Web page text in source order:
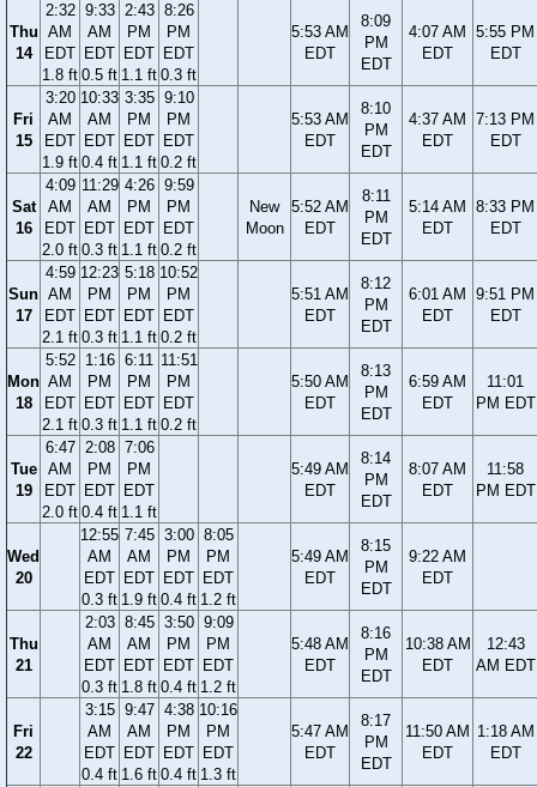
Thu
14
2:32
AM
EDT
1.8 ft
9:33
AM
EDT
0.5 ft
2:43
PM
EDT
1.1 ft
8:26
PM
EDT
0.3 ft
5:53 AM
EDT
8:09
PM
EDT
4:07 AM
EDT
5:55 PM
EDT
Fri
15
3:20
AM
EDT
1.9 ft
10:33
AM
EDT
0.4 ft
3:35
PM
EDT
1.1 ft
9:10
PM
EDT
0.2 ft
5:53 AM
EDT
8:10
PM
EDT
4:37 AM
EDT
7:13 PM
EDT
Sat
16
4:09
AM
EDT
2.0 ft
11:29
AM
EDT
0.3 ft
4:26
PM
EDT
1.1 ft
9:59
PM
EDT
0.2 ft
New
Moon
5:52 AM
EDT
8:11
PM
EDT
5:14 AM
EDT
8:33 PM
EDT
Sun
17
4:59
AM
EDT
2.1 ft
12:23
PM
EDT
0.3 ft
5:18
PM
EDT
1.1 ft
10:52
PM
EDT
0.2 ft
5:51 AM
EDT
8:12
PM
EDT
6:01 AM
EDT
9:51 PM
EDT
Mon
18
5:52
AM
EDT
2.1 ft
1:16
PM
EDT
0.3 ft
6:11
PM
EDT
1.1 ft
11:51
PM
EDT
0.2 ft
5:50 AM
EDT
8:13
PM
EDT
6:59 AM
EDT
11:01
PM EDT
Tue
19
6:47
AM
EDT
2.0 ft
2:08
PM
EDT
0.4 ft
7:06
PM
EDT
1.1 ft
5:49 AM
EDT
8:14
PM
EDT
8:07 AM
EDT
11:58
PM EDT
Wed
20
12:55
AM
EDT
0.3 ft
7:45
AM
EDT
1.9 ft
3:00
PM
EDT
0.4 ft
8:05
PM
EDT
1.2 ft
5:49 AM
EDT
8:15
PM
EDT
9:22 AM
EDT
Thu
21
2:03
AM
EDT
0.3 ft
8:45
AM
EDT
1.8 ft
3:50
PM
EDT
0.4 ft
9:09
PM
EDT
1.2 ft
5:48 AM
EDT
8:16
PM
EDT
10:38 AM
EDT
12:43
AM EDT
Fri
22
3:15
AM
EDT
0.4 ft
9:47
AM
EDT
1.6 ft
4:38
PM
EDT
0.4 ft
10:16
PM
EDT
1.3 ft
5:47 AM
EDT
8:17
PM
EDT
11:50 AM
EDT
1:18 AM
EDT